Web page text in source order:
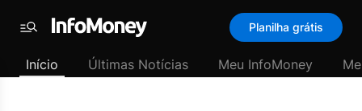
Padrão
Últimas
Menu
Planilha grátis
Início Últimas Notícias Meu InfoMoney